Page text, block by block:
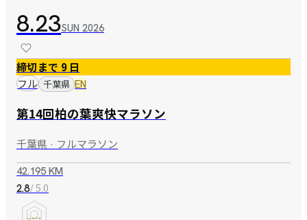
8.23SUN 2026
締切まで 9 日
フル 千葉県 EN
第14回柏の葉爽快マラソン
千葉県 · フルマラソン
42.195 KM
2.8/ 5.0